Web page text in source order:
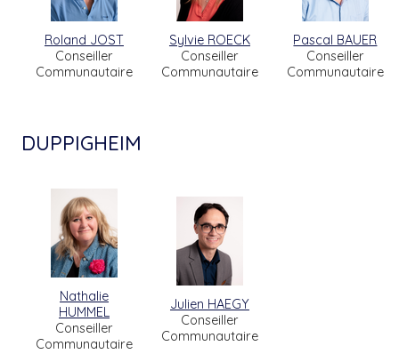
Roland JOST
Conseiller
Communautaire
Sylvie ROECK
Conseiller
Communautaire
Pascal BAUER
Conseiller
Communautaire
DUPPIGHEIM
Nathalie
HUMMEL
Conseiller
Communautaire
Julien HAEGY
Conseiller
Communautaire